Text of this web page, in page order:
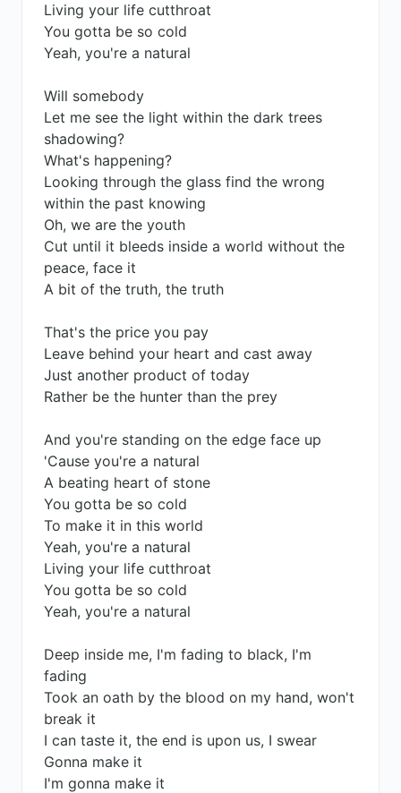
Living your life cutthroat
You gotta be so cold
Yeah, you're a natural
Will somebody
Let me see the light within the dark trees
shadowing?
What's happening?
Looking through the glass find the wrong
within the past knowing
Oh, we are the youth
Cut until it bleeds inside a world without the
peace, face it
A bit of the truth, the truth
That's the price you pay
Leave behind your heart and cast away
Just another product of today
Rather be the hunter than the prey
And you're standing on the edge face up
'Cause you're a natural
A beating heart of stone
You gotta be so cold
To make it in this world
Yeah, you're a natural
Living your life cutthroat
You gotta be so cold
Yeah, you're a natural
Deep inside me, I'm fading to black, I'm
fading
Took an oath by the blood on my hand, won't
break it
I can taste it, the end is upon us, I swear
Gonna make it
I'm gonna make it